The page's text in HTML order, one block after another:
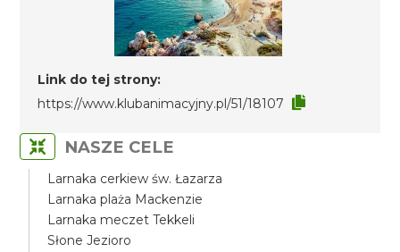
Link do tej strony:
https://www.klubanimacyjny.pl/51/18107
NASZE CELE
Larnaka cerkiew św. Łazarza
Larnaka plaża Mackenzie
Larnaka meczet Tekkeli
Słone Jezioro